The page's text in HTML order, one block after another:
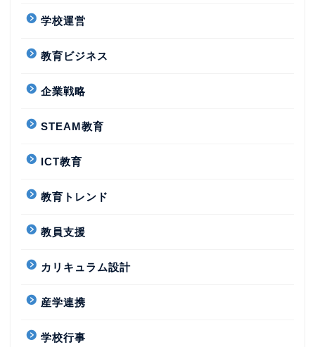
学校運営
教育ビジネス
企業戦略
STEAM教育
ICT教育
教育トレンド
教員支援
カリキュラム設計
産学連携
学校行事